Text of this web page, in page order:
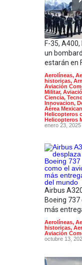
F-35, A400,
un
estarán en
Aerolíneas,
historicas,
Aviación
Militar,
Ciencia,
Innovacion,
Aérea
Helicopteros
Helicopteros
enero 23, 2025
Airbus
Boeing 737
más
Aerolíneas,
historicas,
Aviación
octubre 13,